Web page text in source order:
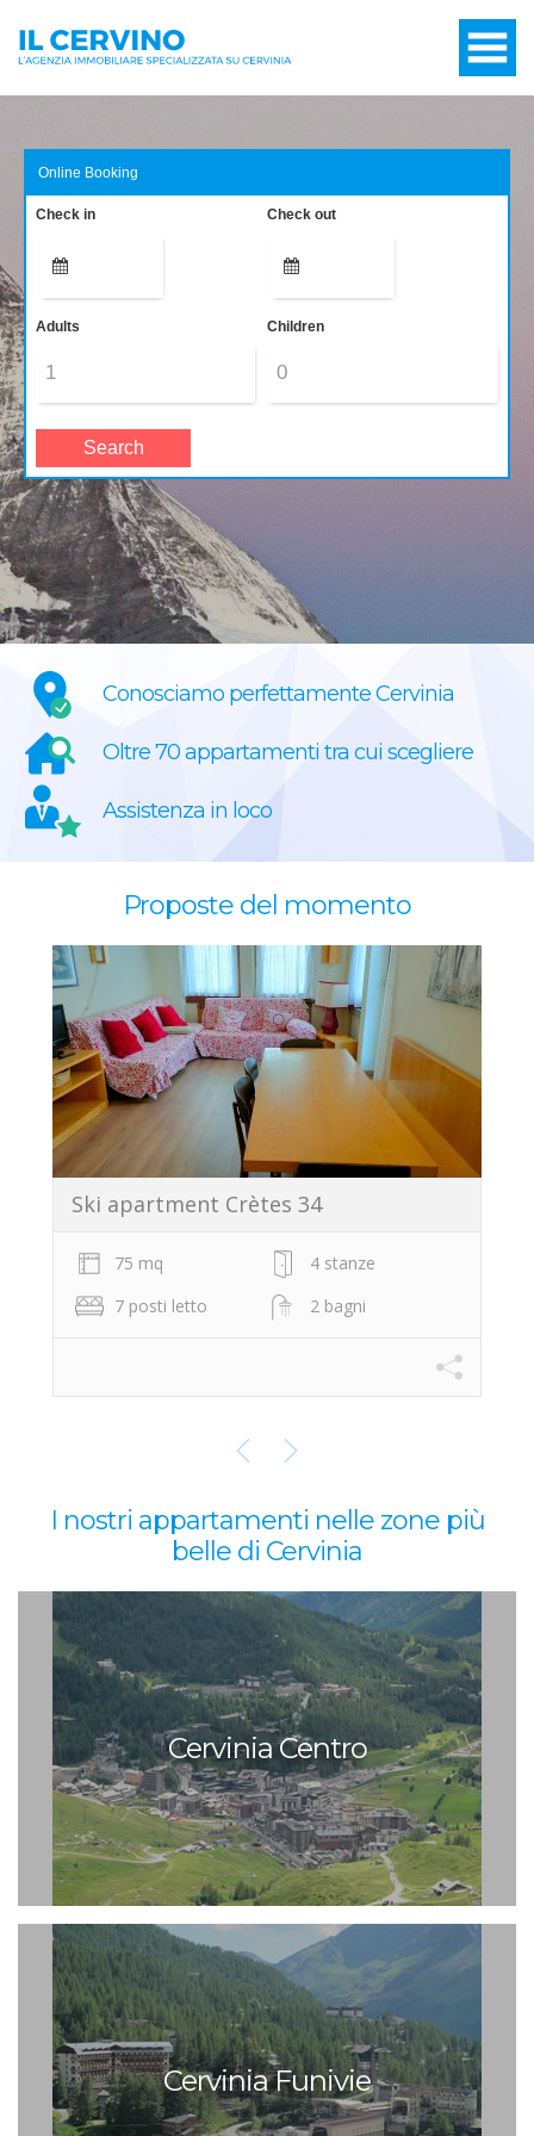
Online Booking
Check in Check out
Adults Children
Conosciamo perfettamente Cervinia
Oltre 70 appartamenti tra cui scegliere
Assistenza in loco
Proposte del momento
Ski apartment Crètes 34
75 mq
4 stanze
7 posti letto
2 bagni
I nostri appartamenti nelle zone più
belle di Cervinia
Cervinia Centro
Cervinia Funivie